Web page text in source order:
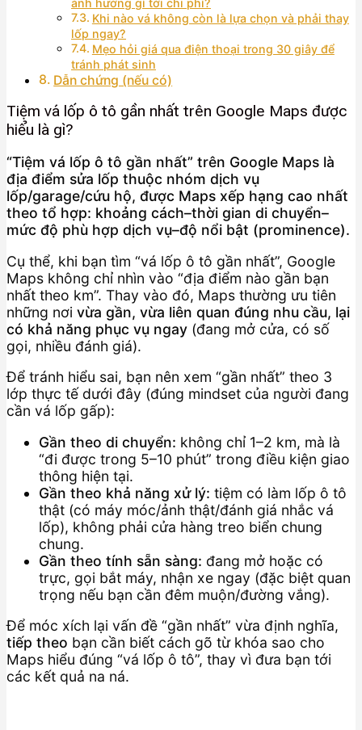
Khi nào vá không còn là lựa chọn và phải thay
lốp ngay?
Mẹo hỏi giá qua điện thoại trong 30 giây để
tránh phát sinh
Dẫn chứng (nếu có)
Tiệm vá lốp ô tô gần nhất trên Google Maps được
hiểu là gì?
“Tiệm vá lốp ô tô gần nhất” trên Google Maps là
địa điểm sửa lốp thuộc nhóm dịch vụ
lốp/garage/cứu hộ, được Maps xếp hạng cao nhất
theo tổ hợp: khoảng cách–thời gian di chuyển–
mức độ phù hợp dịch vụ–độ nổi bật (prominence).
Cụ thể, khi bạn tìm “vá lốp ô tô gần nhất”, Google
Maps không chỉ nhìn vào “địa điểm nào gần bạn
nhất theo km”. Thay vào đó, Maps thường ưu tiên
những nơi vừa gần, vừa liên quan đúng nhu cầu, lại
có khả năng phục vụ ngay (đang mở cửa, có số
gọi, nhiều đánh giá).
Để tránh hiểu sai, bạn nên xem “gần nhất” theo 3
lớp thực tế dưới đây (đúng mindset của người đang
cần vá lốp gấp):
Gần theo di chuyển: không chỉ 1–2 km, mà là
“đi được trong 5–10 phút” trong điều kiện giao
thông hiện tại.
Gần theo khả năng xử lý: tiệm có làm lốp ô tô
thật (có máy móc/ảnh thật/đánh giá nhắc vá
lốp), không phải cửa hàng treo biển chung
chung.
Gần theo tính sẵn sàng: đang mở hoặc có
trực, gọi bắt máy, nhận xe ngay (đặc biệt quan
trọng nếu bạn cần đêm muộn/đường vắng).
Để móc xích lại vấn đề “gần nhất” vừa định nghĩa,
tiếp theo bạn cần biết cách gõ từ khóa sao cho
Maps hiểu đúng “vá lốp ô tô”, thay vì đưa bạn tới
các kết quả na ná.